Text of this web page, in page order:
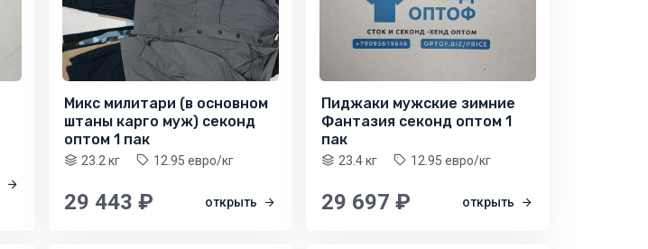
Микс милитари (в основном
штаны карго муж) секонд
оптом 1 пак
23.2 кг 12.95 евро/кг
29 443 ₽ открыть
Пиджаки мужские зимние
Фантазия секонд оптом 1
пак
23.4 кг 12.95 евро/кг
29 697 ₽ открыть